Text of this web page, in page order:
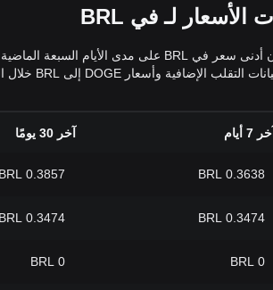
آخر 7 أيام آخر 30 يومًا
0.3638 BRL
0.3857 BRL
0.3474 BRL
0.3474 BRL
0 BRL
0 BRL